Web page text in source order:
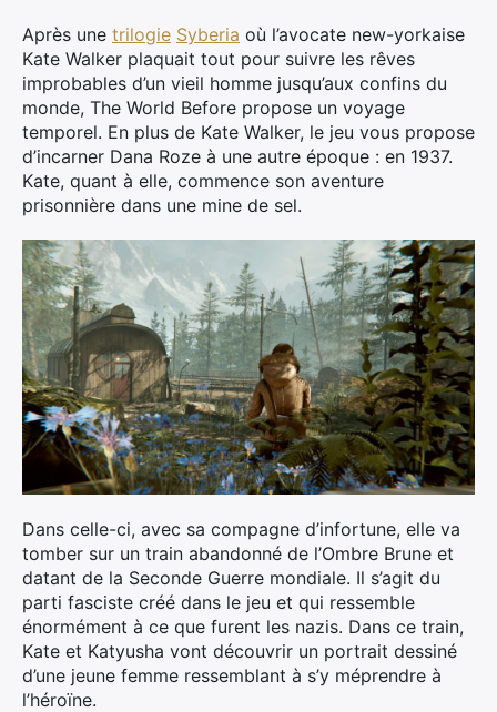
Après une trilogie Syberia où l’avocate new-yorkaise
Kate Walker plaquait tout pour suivre les rêves
improbables d’un vieil homme jusqu’aux confins du
monde, The World Before propose un voyage
temporel. En plus de Kate Walker, le jeu vous propose
d’incarner Dana Roze à une autre époque : en 1937.
Kate, quant à elle, commence son aventure
prisonnière dans une mine de sel.
Dans celle-ci, avec sa compagne d’infortune, elle va
tomber sur un train abandonné de l’Ombre Brune et
datant de la Seconde Guerre mondiale. Il s’agit du
parti fasciste créé dans le jeu et qui ressemble
énormément à ce que furent les nazis. Dans ce train,
Kate et Katyusha vont découvrir un portrait dessiné
d’une jeune femme ressemblant à s’y méprendre à
l’héroïne.